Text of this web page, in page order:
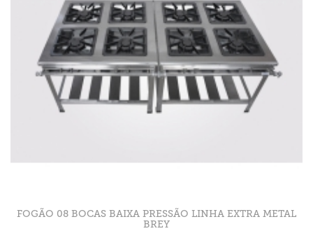
FOGÃO 08 BOCAS BAIXA PRESSÃO LINHA EXTRA METAL
BREY